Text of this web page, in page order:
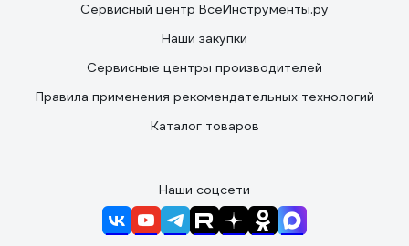
Сервисный центр ВсеИнструменты.ру
Наши закупки
Сервисные центры производителей
Правила применения рекомендательных технологий
Каталог товаров
Наши соцсети